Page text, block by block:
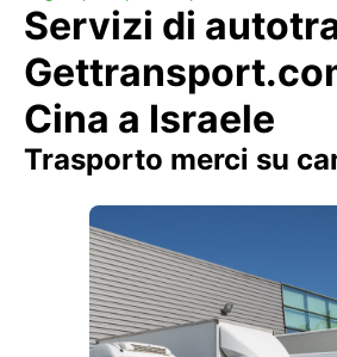
Servizi di
Cina a Israele
Trasporto merci su